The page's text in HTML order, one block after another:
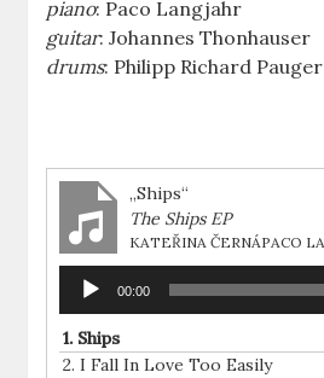
piano: Paco Langjahr
guitar: Johannes Thonhauser
drums: Philipp Richard Pauger
„Ships“
The Ships EP
Audio-
Player
00:00
1. Ships
2.I Fall In Love Too Easily